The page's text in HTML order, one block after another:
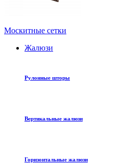
Москитные сетки
Жалюзи
Рулонные шторы
Вертикальные жалюзи
Горизонтальные жалюзи